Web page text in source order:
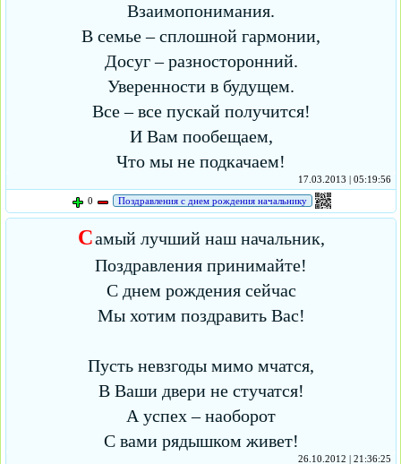
Взаимопонимания.
В семье – сплошной гармонии,
Досуг – разносторонний.
Уверенности в будущем.
Все – все пускай получится!
И Вам пообещаем,
Что мы не подкачаем!
17.03.2013 | 05:19:56
0
Поздравления с днем рождения начальнику
Самый лучший наш начальник,
Поздравления принимайте!
С днем рождения сейчас
Мы хотим поздравить Вас!
Пусть невзгоды мимо мчатся,
В Ваши двери не стучатся!
А успех – наоборот
С вами рядышком живет!
26.10.2012 | 21:36:25